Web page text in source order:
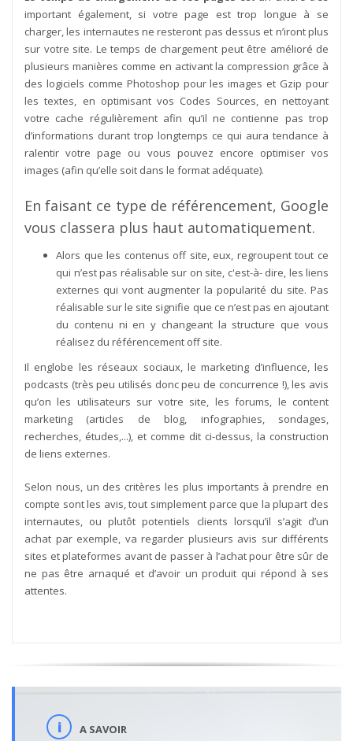
important également, si votre page est trop longue à se
charger, les internautes ne resteront pas dessus et n’iront plus
sur votre site. Le temps de chargement peut être amélioré de
plusieurs manières comme en activant la compression grâce à
des logiciels comme Photoshop pour les images et Gzip pour
les textes, en optimisant vos Codes Sources, en nettoyant
votre cache régulièrement afin qu’il ne contienne pas trop
d’informations durant trop longtemps ce qui aura tendance à
ralentir votre page ou vous pouvez encore optimiser vos
images (afin qu’elle soit dans le format adéquate).
En faisant ce type de référencement, Google
vous classera plus haut automatiquement.
Alors que les contenus off site, eux, regroupent tout ce
qui n’est pas réalisable sur on site, c'est-à- dire, les liens
externes qui vont augmenter la popularité du site. Pas
réalisable sur le site signifie que ce n’est pas en ajoutant
du contenu ni en y changeant la structure que vous
réalisez du référencement off site.
Il englobe les réseaux sociaux, le marketing d’influence, les
podcasts (très peu utilisés donc peu de concurrence !), les avis
qu’on les utilisateurs sur votre site, les forums, le content
marketing (articles de blog, infographies, sondages,
recherches, études,...), et comme dit ci-dessus, la construction
de liens externes.
Selon nous, un des critères les plus importants à prendre en
compte sont les avis, tout simplement parce que la plupart des
internautes, ou plutôt potentiels clients lorsqu’il s’agit d’un
achat par exemple, va regarder plusieurs avis sur différents
sites et plateformes avant de passer à l’achat pour être sûr de
ne pas être arnaqué et d’avoir un produit qui répond à ses
attentes.
A SAVOIR